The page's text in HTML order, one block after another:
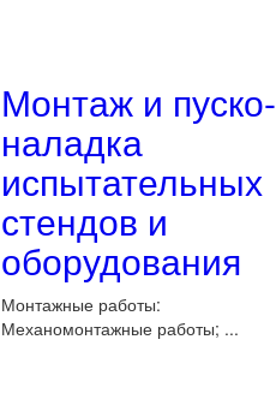
Монтаж и пуско-
наладка
испытательных
стендов и
оборудования
Монтажные работы:
Механомонтажные работы; ...